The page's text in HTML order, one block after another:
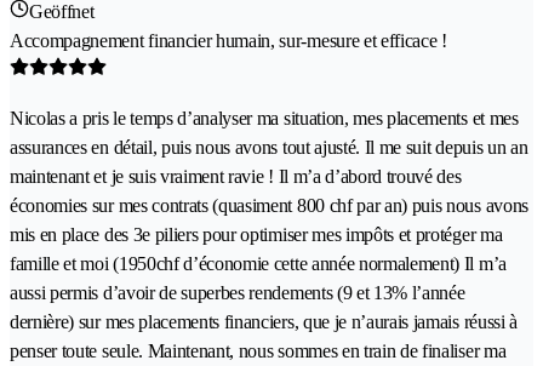
Geöffnet
Accompagnement financier humain, sur-mesure et efficace !
Nicolas a pris le temps d’analyser ma situation, mes placements et mes
assurances en détail, puis nous avons tout ajusté. Il me suit depuis un an
maintenant et je suis vraiment ravie ! Il m’a d’abord trouvé des
économies sur mes contrats (quasiment 800 chf par an) puis nous avons
mis en place des 3e piliers pour optimiser mes impôts et protéger ma
famille et moi (1950chf d’économie cette année normalement) Il m’a
aussi permis d’avoir de superbes rendements (9 et 13% l’année
dernière) sur mes placements financiers, que je n’aurais jamais réussi à
penser toute seule. Maintenant, nous sommes en train de finaliser ma